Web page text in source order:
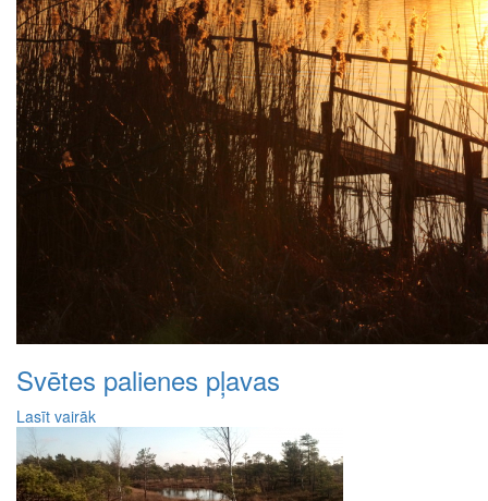
Svētes palienes pļavas
Lasīt vairāk